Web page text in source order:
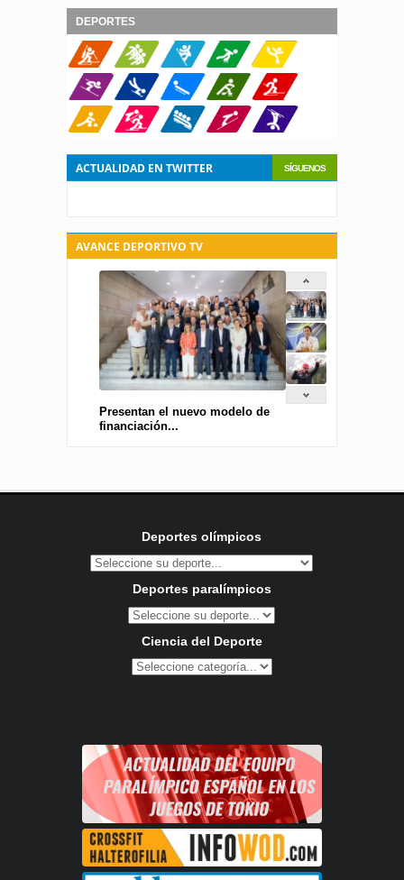
DEPORTES
SÍGUENOS
ACTUALIDAD EN TWITTER
AVANCE DEPORTIVO TV
Presentan el nuevo modelo de
financiación...
Deportes olímpicos
Deportes paralímpicos
Ciencia del Deporte